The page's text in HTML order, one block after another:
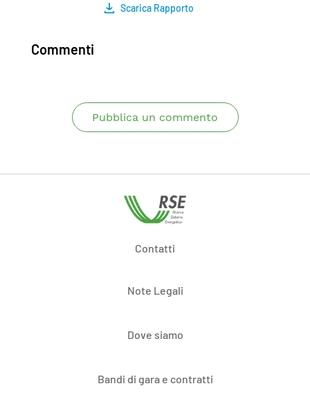
Scarica Rapporto
Commenti
Pubblica un commento
Contatti
Note Legali
Dove siamo
Bandi di gara e contratti